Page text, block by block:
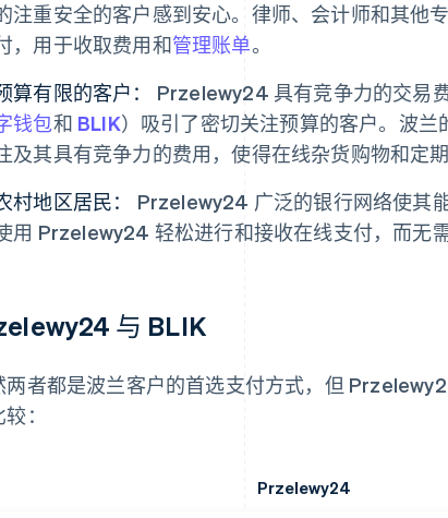
注重安全的客户感到安心。律师、会计师和其他
，用于收取费用和管理账单。
算有限的客户：
Przelewy24 具有竞争力的交易
钱包和 BLIK）吸引了密切关注预算的客户。波
及其具有竞争力的费用，使得在线杂货购物和定
村地区居民：
Przelewy24 广泛的银行网络使其
用 Przelewy24 轻松进行和接收在线支付，而无
与 BLIK
两者都是波兰客户的首选支付方式，但
：
Przelewy24